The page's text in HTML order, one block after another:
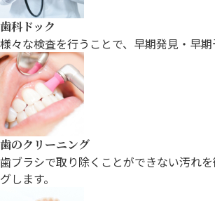
歯科ドック
様々な検査を行うことで、早期発見・ 早期
歯のクリーニング
歯ブラシで取り除くことができない汚れ
グします。